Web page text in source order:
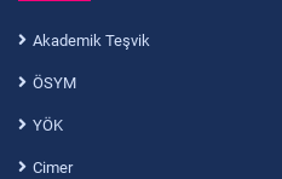
Akademik Teşvik
ÖSYM
YÖK
Cimer